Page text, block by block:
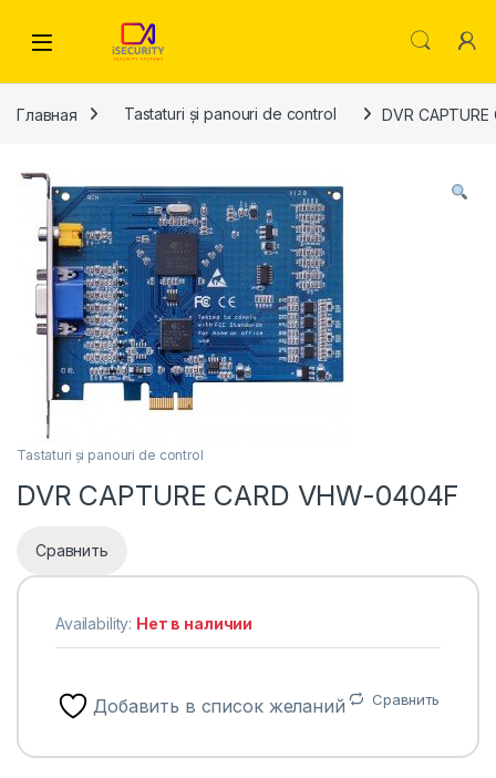
Главная Tastaturi și panouri de control DVR
Tastaturi și panouri de control
DVR CAPTURE CARD VHW-0404F
Сравнить
Availability: Нет в наличии
Добавить в список желаний Сравнить